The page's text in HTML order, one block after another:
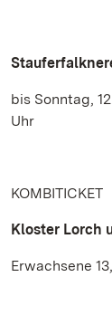
bis Sonntag,
Uhr
KOMBITICKET
Kloster Lorch
Erwachsene